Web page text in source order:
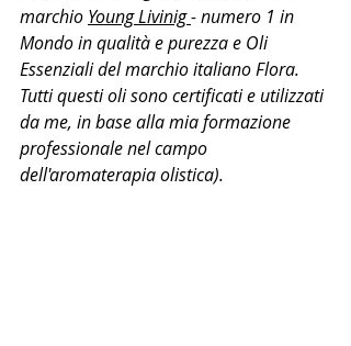
marchio Young Livinig - numero 1 in
Mondo in qualità e purezza e Oli
Essenziali del marchio italiano Flora.
Tutti questi oli sono certificati e utilizzati
da me, in base alla mia formazione
professionale nel campo
dell'aromaterapia olistica).